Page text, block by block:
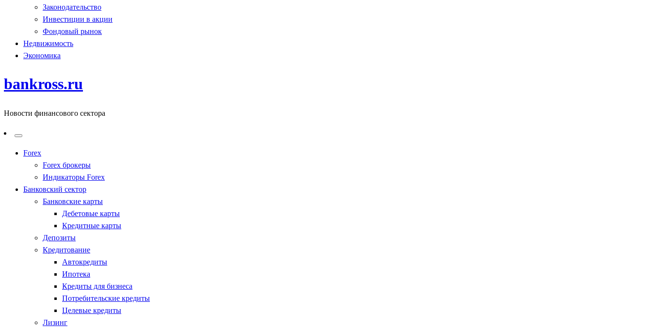
Законодательство
Инвестиции в акции
Фондовый рынок
Недвижимость
Экономика
bankross.ru
Новости финансового сектора
Forex
Forex брокеры
Индикаторы Forex
Банковский сектор
Банковские карты
Дебетовые карты
Кредитные карты
Депозиты
Кредитование
Автокредиты
Ипотека
Кредиты для бизнеса
Потребительские кредиты
Целевые кредиты
Лизинг